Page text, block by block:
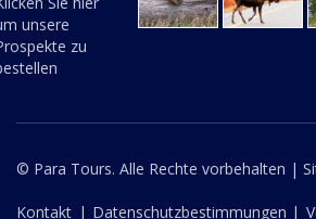
unsere
zu
© Para Tours. Alle Rechte vorbehalten |
Kontakt | Datenschutzbestimmungen |